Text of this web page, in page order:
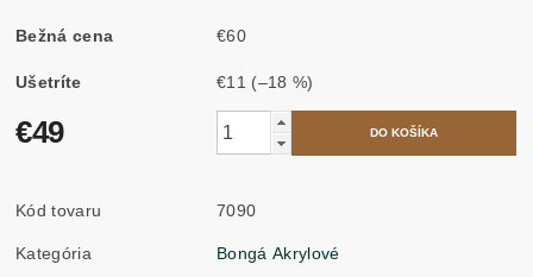
Bežná cena €60
Ušetríte €11 (–18 %)
€49
Kód tovaru 7090
Kategória Bongá Akrylové